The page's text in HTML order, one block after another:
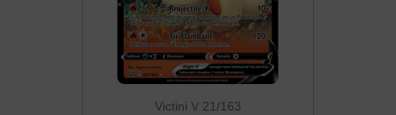
Victini V 21/163